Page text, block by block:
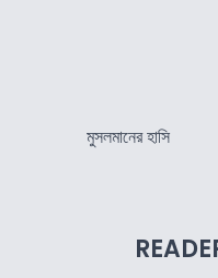
মুসলমানের হাসি